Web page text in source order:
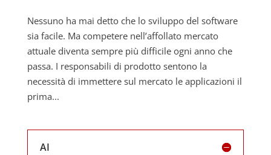
Nessuno ha mai detto che lo sviluppo del software
sia facile. Ma competere nell’affollato mercato
attuale diventa sempre più difficile ogni anno che
passa. I responsabili di prodotto sentono la
necessità di immettere sul mercato le applicazioni il
prima...
AI